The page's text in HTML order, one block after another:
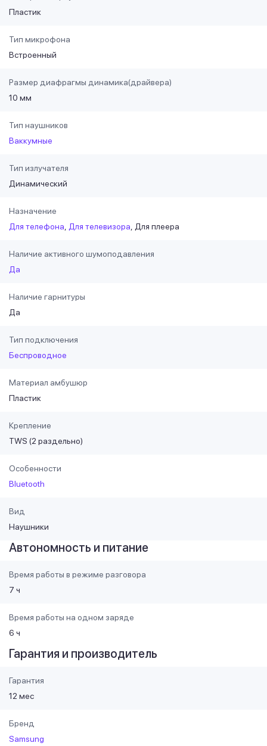
Пластик
Тип микрофона
Встроенный
Размер диафрагмы динамика(драйвера)
10 мм
Тип наушников
Ваккумные
Тип излучателя
Динамический
Назначение
Для телефона
Для телевизора Для плеера
Наличие активного шумоподавления
Да
Наличие гарнитуры
Да
Тип подключения
Беспроводное
Материал амбушюр
Пластик
Крепление
TWS (2 раздельно)
Особенности
Bluetooth
Вид
Наушники
Автономность и питание
Время работы в режиме разговора
7 ч
Время работы на одном заряде
6 ч
Гарантия и производитель
Гарантия
12 мес
Бренд
Samsung